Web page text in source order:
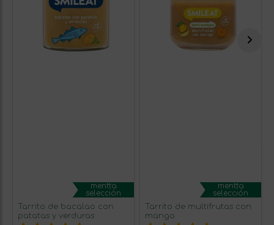
mentta
selección
Tarrito de bacalao con
patatas y verduras
mentta
selección
Tarrito de multifrutas con
mango